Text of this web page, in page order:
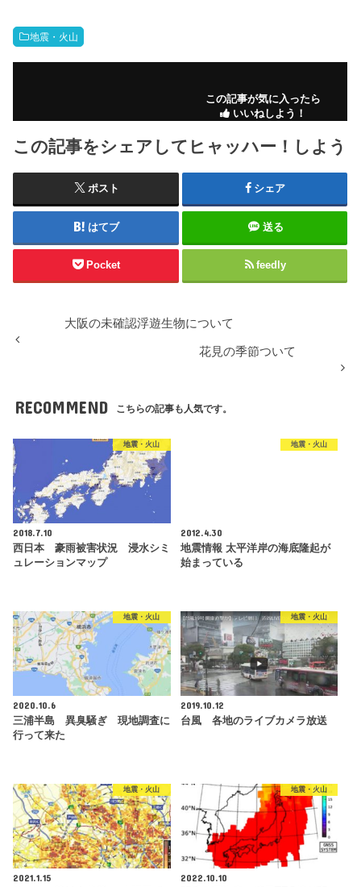
地震・火山
この記事が気に入ったら
いいねしよう！
この記事をシェアしてヒャッハー！しよう
ポスト シェア
はてブ 送る
Pocket feedly
大阪の未確認浮遊生物について
花見の季節ついて
RECOMMEND こちらの記事も人気です。
地震・火山
2018.7.10
西日本 豪雨被害状況 浸水シミ
ュレーションマップ
地震・火山
2012.4.30
地震情報 太平洋岸の海底隆起が
始まっている
地震・火山
2020.10.6
三浦半島 異臭騒ぎ 現地調査に
行って来た
地震・火山
2019.10.12
台風 各地のライブカメラ放送
地震・火山
2021.1.15
地震・火山
2022.10.10